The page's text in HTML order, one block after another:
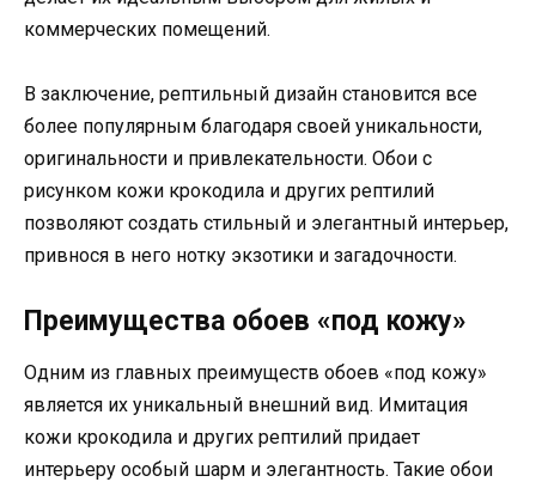
коммерческих помещений.
В заключение, рептильный дизайн становится все
более популярным благодаря своей уникальности,
оригинальности и привлекательности. Обои с
рисунком кожи крокодила и других рептилий
позволяют создать стильный и элегантный интерьер,
привнося в него нотку экзотики и загадочности.
Преимущества обоев «под кожу»
Одним из главных преимуществ обоев «под кожу»
является их уникальный внешний вид. Имитация
кожи крокодила и других рептилий придает
интерьеру особый шарм и элегантность. Такие обои